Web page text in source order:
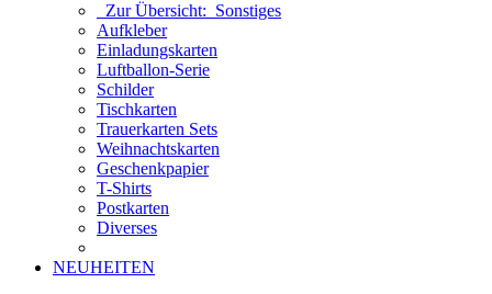
Zur Übersicht: Sonstiges
Aufkleber
Einladungskarten
Luftballon-Serie
Schilder
Tischkarten
Trauerkarten Sets
Weihnachtskarten
Geschenkpapier
T-Shirts
Postkarten
Diverses
NEUHEITEN